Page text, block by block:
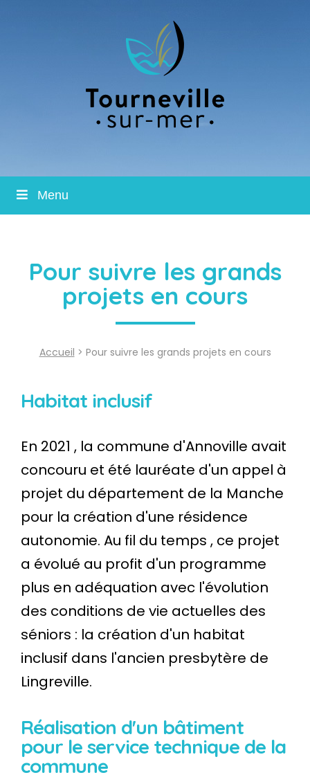
Menu
Pour suivre les grands
projets en cours
Accueil > Pour suivre les grands projets en cours
Habitat inclusif
En 2021 , la commune d'Annoville avait
concouru et été lauréate d'un appel à
projet du département de la Manche
pour la création d'une résidence
autonomie. Au fil du temps , ce projet
a évolué au profit d'un programme
plus en adéquation avec l'évolution
des conditions de vie actuelles des
séniors : la création d'un habitat
inclusif dans l'ancien presbytère de
Lingreville.
Réalisation d'un bâtiment
pour le service technique de la
commune